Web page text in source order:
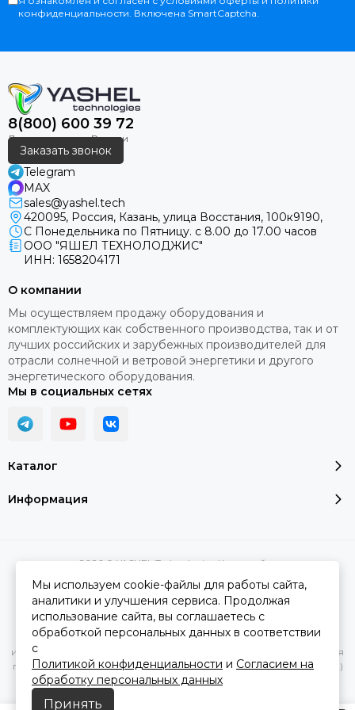
автоматизации производства, многоуровневой системе
Бойлеры косвенного нагрева YASHEL серии AquaHeat
предназначены для организации локальной системы
горячего водоснабжения при отсутствии доступа к
централизованным сетям горячей воды,
аккумулирования тепла от различных источников
энергии или предварительного подогрева
теплоносителя. Cерия AquaHeat предоставляет
широкие возможности для создания различных схем
системы горячего водоснабжения и отопления.
ОСНОВНЫЕ ХАРАКТЕРИСТИКИ
• Современный и эстетичный внешний вид.
•
Бойлеры изготовлены из качественной
низкоуглеродистой стали.
• Толстые стенки бака толщиной до 8,0 мм.
содержащая стекловидная эмаль.
качеств воды.
• Класс энергетической эффективности – С.
Кожух из искусственной кожи серого цвета или
белый металлический с порошковым покрытием.
Имеется ревизионный фланец 4”-5” и место для
установки ТЭНа.
Бойлеры комплектуются магниевым анодом,
гильзой для датчика температуры и механическим
конфиденциальности. Включена SmartCaptcha.
8(800) 600 39 72
Заказать звонок
Telegram
MAX
sales@yashel.tech
420095, Россия, Казань, улица Восстания, 100к9190,
С Понедельника по Пятницу. с 8.00 до 17.00 часов
ООО "ЯШЕЛ ТЕХНОЛОДЖИС"
ИНН: 1658204171
Каталог
Информация
О компании
Мы осуществляем продажу оборудования и
комплектующих как собственного производства, так и от
лучших российских и зарубежных производителей для
отрасли солнечной и ветровой энергетики и другого
энергетического оборудования.
Мы в социальных сетях
2026 © YASHEL Technologies. Карта сайта
Вся представленная на сайте информация, касающаяся
характеристик, стоимости товаров и услуг, носит
информационный характер и ни при каких условиях не является
публичной офертой, определяемой положениями Статьи 437(2)
Гражданского кодекса РФ.
Мы используем cookie-файлы для работы сайта,
аналитики и улучшения сервиса. Продолжая
использование сайта, вы соглашаетесь с
обработкой персональных данных в соответствии
с
Политикой конфиденциальности и Согласием на
обработку персональных данных
Принять